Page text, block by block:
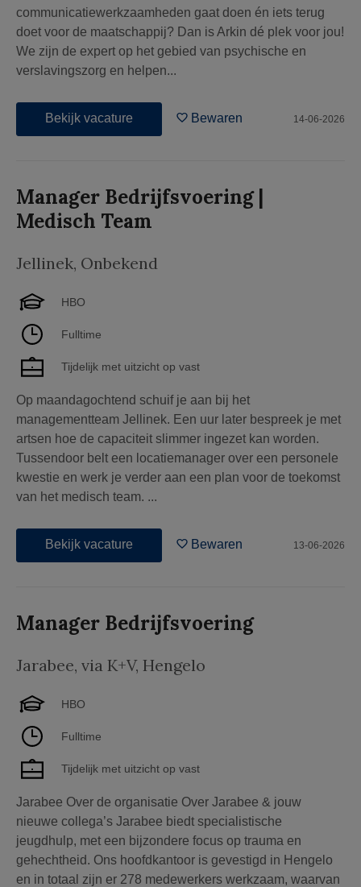
communicatiewerkzaamheden gaat doen én iets terug
doet voor de maatschappij? Dan is Arkin dé plek voor jou!
We zijn de expert op het gebied van psychische en
verslavingszorg en helpen...
Bekijk vacature Bewaren 14-06-2026
Manager Bedrijfsvoering |
Medisch Team
Jellinek, Onbekend
HBO
Fulltime
Tijdelijk met uitzicht op vast
Op maandagochtend schuif je aan bij het
managementteam Jellinek. Een uur later bespreek je met
artsen hoe de capaciteit slimmer ingezet kan worden.
Tussendoor belt een locatiemanager over een personele
kwestie en werk je verder aan een plan voor de toekomst
van het medisch team. ...
Bekijk vacature Bewaren 13-06-2026
Manager Bedrijfsvoering
Jarabee, via K+V, Hengelo
HBO
Fulltime
Tijdelijk met uitzicht op vast
Jarabee Over de organisatie Over Jarabee & jouw
nieuwe collega’s Jarabee biedt specialistische
jeugdhulp, met een bijzondere focus op trauma en
gehechtheid. Ons hoofdkantoor is gevestigd in Hengelo
en in totaal zijn er 278 medewerkers werkzaam, waarvan